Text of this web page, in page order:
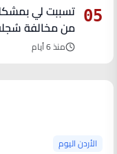
05
من مخالفة
منذ 6 أيام
الأردن اليوم